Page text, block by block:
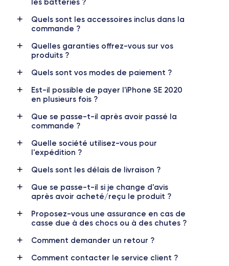
IPS LCD 4.7 pouces
Nom de la puce
Apple A13 Bionic
Nom GPU
GPU 4 cœurs
Fréq. processeur
Caméra
Résolution vidéo
4K - 3840x2160px Oui, minimum 18W
Batterie
1821 mAh
Dual SIM
Nano-SIM + eSIM
Réseau mobile Débloqué
smartphone, consulter lafiche technique de l'iPhone SE 2020.
Quels sont les accessoires inclus dans la
commande ?
Quelles garanties offrez-vous sur vos
produits ?
Quels sont vos modes de paiement ?
Est-il possible de payer l'iPhone SE 2020
en plusieurs fois ?
Que se passe-t-il après avoir passé la
commande ?
Quelle société utilisez-vous pour
l'expédition ?
Quels sont les délais de livraison ?
Que se passe-t-il si je change d'avis
après avoir acheté/reçu le produit ?
Proposez-vous une assurance en cas de
casse due à des chocs ou à des chutes ?
Comment demander un retour ?
Comment contacter le service client ?